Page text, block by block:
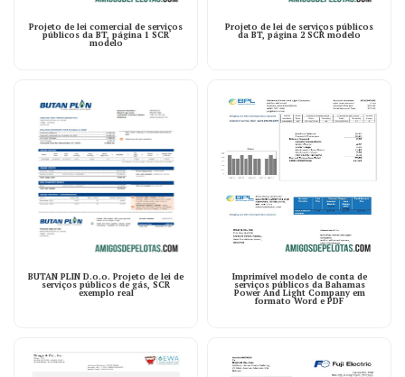
Projeto de lei comercial de serviços
públicos da BT, página 1 SCR
modelo
Projeto de lei de serviços públicos
da BT, página 2 SCR modelo
BUTAN PLIN D.o.o. Projeto de lei de
serviços públicos de gás, SCR
exemplo real
Imprimível modelo de conta de
serviços públicos da Bahamas
Power And Light Company em
formato Word e PDF